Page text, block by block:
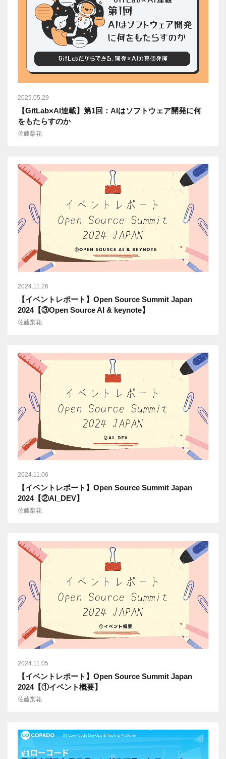
2025.05.29
【GitLab×AI連載】第1回：AIはソフトウェア開発に何
をもたらすのか
佐藤梨花
2024.11.26
【イベントレポート】Open Source Summit Japan
2024【③Open Source AI & keynote】
佐藤梨花
2024.11.06
【イベントレポート】Open Source Summit Japan
2024【②AI_DEV】
佐藤梨花
2024.11.05
【イベントレポート】Open Source Summit Japan
2024【①イベント概要】
佐藤梨花